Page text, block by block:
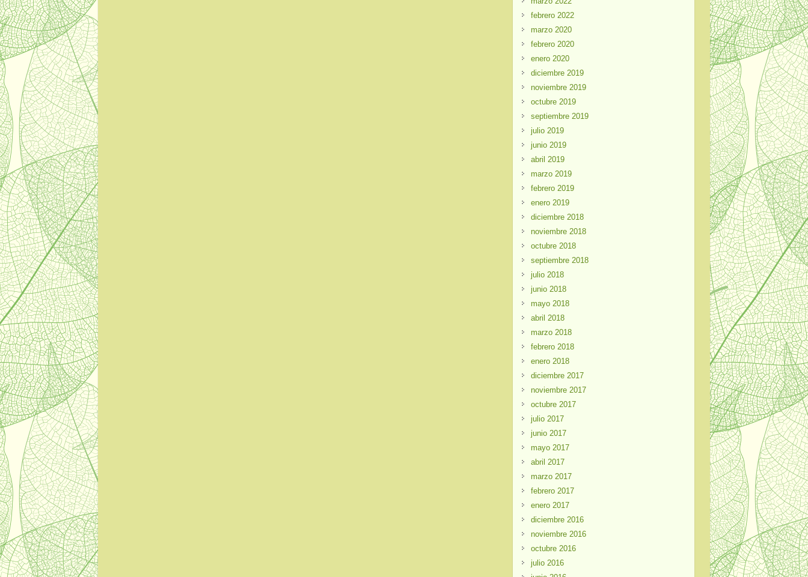
febrero 2022
marzo 2020
febrero 2020
enero 2020
diciembre 2019
noviembre 2019
octubre 2019
septiembre 2019
julio 2019
junio 2019
abril 2019
marzo 2019
febrero 2019
enero 2019
diciembre 2018
noviembre 2018
octubre 2018
septiembre 2018
julio 2018
junio 2018
mayo 2018
abril 2018
marzo 2018
febrero 2018
enero 2018
diciembre 2017
noviembre 2017
octubre 2017
julio 2017
junio 2017
mayo 2017
abril 2017
marzo 2017
febrero 2017
enero 2017
diciembre 2016
noviembre 2016
octubre 2016
julio 2016